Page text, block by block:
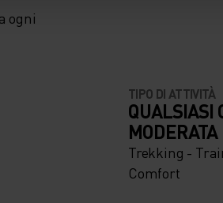
ogni
TIPO DI ATTIVITÀ
QUALSIASI
Trekking -
Comfort